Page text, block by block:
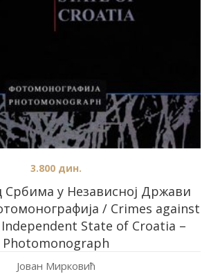
Србима у Независној Држави
/ Crimes against
State of Croatia –
Photomonograph
3.800 дин.
Јован Мирковић